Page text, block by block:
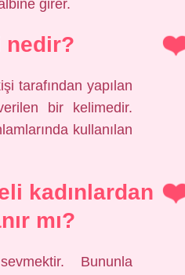
girer.
nedir?
tarafından yapılan
bir kelimedir.
kullanılan
kadınlardan
mı?
Bununla